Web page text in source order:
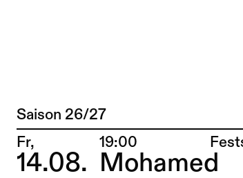
Zu Aktuelles springen
Zu Seiten springen
Qudus Onikeku + Sebastian
Programm
Saison 26/27
Fr,
14.08.
19:00 Ort:
Mohamed